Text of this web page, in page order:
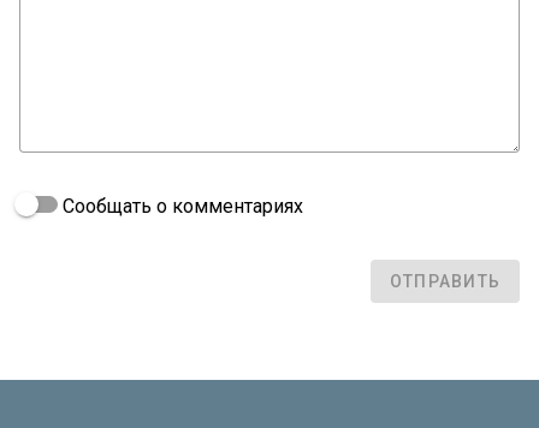
Сообщать о комментариях
ОТПРАВИТЬ